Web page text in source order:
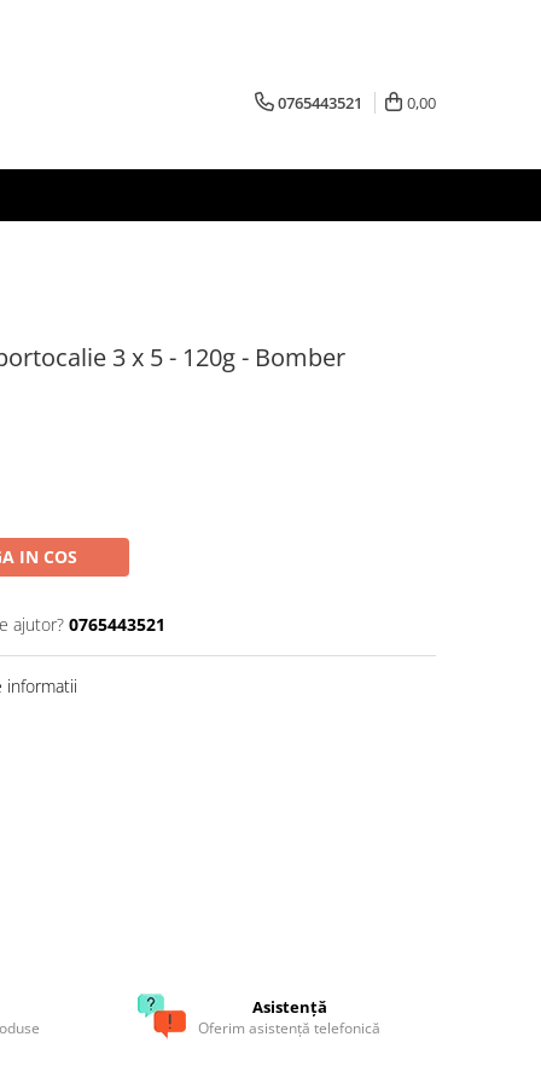
0765443521 0,00
3 x 5 - 120g - Bomber
IN COS
ajutor? 0765443521
informatii
Asistență
Oferim asistență telefonică